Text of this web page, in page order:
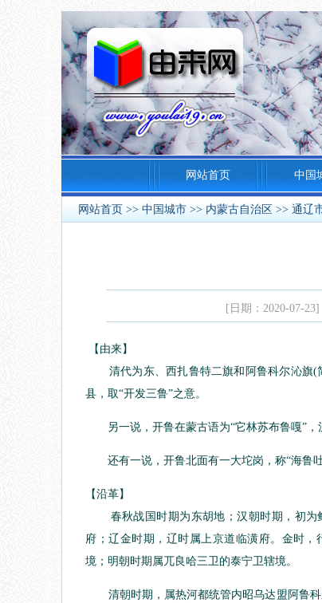
网站首页 中国
网站首页 >> 中国城市 >> 内蒙古自治区 >> 通辽
[日期：2020-07-
【由来】
清代为东、西扎鲁特二旗和阿鲁科尔沁旗(
县，取“开发三鲁”之意。
另一说，开鲁在蒙古语为“它林苏布鲁嘎”，
还有一说，开鲁北面有一大坨岗，称“海鲁吐
【沿革】
春秋战国时期为东胡地；汉朝时期，初为
府；辽金时期，辽时属上京道临潢府。金时
境；明朝时期属兀良哈三卫的泰宁卫辖境。
清朝时期，属热河都统管内昭乌达盟阿鲁科